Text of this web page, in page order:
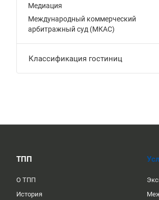
Медиация
Международный коммерческий
арбитражный суд (МКАС)
Классификация гостиниц
ТПП
О ТПП
История